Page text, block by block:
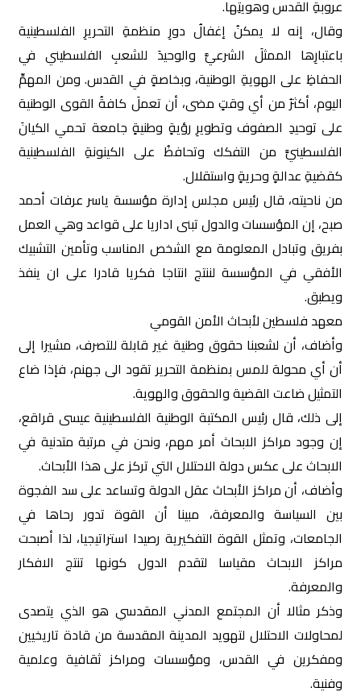
عروبةِ القدس وهويتِها.
وقال، إنه لا يمكنُ إغفالُ دورِ منظمةِ التحريرِ الفلسطينية
باعتبارِها الممثلَ الشرعيَّ والوحيدَ للشعبِ الفلسطيني في
الحفاظِ على الهويةِ الوطنية، وبخاصةٍ في القدس. ومن المهمِّ
اليوم، أكثرُ من أي وقتٍ مضى، أن تعملَ كافةُ القوى الوطنية
على توحيدِ الصفوف وتطويرِ رؤيةٍ وطنيةٍ جامعة تحمي الكيانَ
الفلسطينيَّ من التفكك وتحافظُ على الكينونةِ الفلسطينية
كقضيةِ عدالةٍ وحريةٍ واستقلال.
من ناحيته، قال رئيس مجلس إدارة مؤسسة ياسر عرفات أحمد
صبح، إن المؤسسات والدول تبنى اداريا على قواعد وهي العمل
بفريق وتبادل المعلومة مع الشخص المناسب وتأمين التشبيك
الأفقي في المؤسسة لننتج انتاجا فكريا قادرا على ان ينفذ
ويطبق.
معهد فلسطين لأبحاث الأمن القومي
وأضاف، أن لشعبنا حقوق وطنية غير قابلة للتصرف، مشيرا إلى
أن أي محولة للمس بمنظمة التحرير تقود الى جهنم، فإذا ضاع
التمثيل ضاعت القضية والحقوق والهوية.
إلى ذلك، قال رئيس المكتبة الوطنية الفلسطينية عيسى قراقع،
إن وجود مراكز الابحاث أمر مهم، ونحن في مرتبة متدنية في
الابحاث على عكس دولة الاحتلال التي تركز على هذا الأبحاث.
وأضاف، أن مراكز الأبحاث عقل الدولة وتساعد على سد الفجوة
بين السياسة والمعرفة، مبينا أن القوة تدور رحاها في
الجامعات، وتمثل القوة التفكيرية رصيدا استراتيجيا، لذا أصبحت
مراكز الابحاث مقياسا لتقدم الدول كونها تنتج الافكار
والمعرفة.
وذكر مثالا أن المجتمع المدني المقدسي هو الذي يتصدى
لمحاولات الاحتلال لتهويد المدينة المقدسة من قادة تاريخيين
ومفكرين في القدس، ومؤسسات ومراكز ثقافية وعلمية
وفنية.